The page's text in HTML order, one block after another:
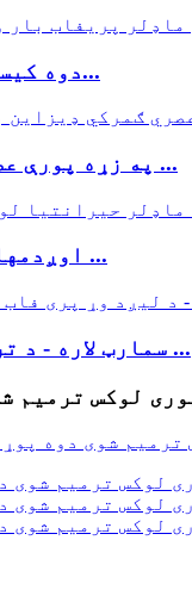
دوه کیسه ماډلر پریفاب ش...
په زړه پورې عصري دودیز ډیزاین ...
اوږدمهاله ماډلر امازین ...
سمارټ لاره - د ترانسپورت وړ مخکې ...
لوکس ترمیم